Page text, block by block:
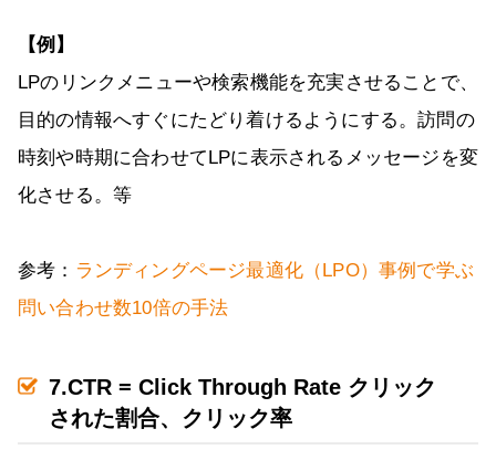
【例】
LPのリンクメニューや検索機能を充実させることで、
目的の情報へすぐにたどり着けるようにする。訪問の
時刻や時期に合わせてLPに表示されるメッセージを変
化させる。等
参考： ランディングページ最適化（LPO）事例で学ぶ
問い合わせ数10倍の手法
7.CTR = Click Through Rate クリック
された割合、クリック率